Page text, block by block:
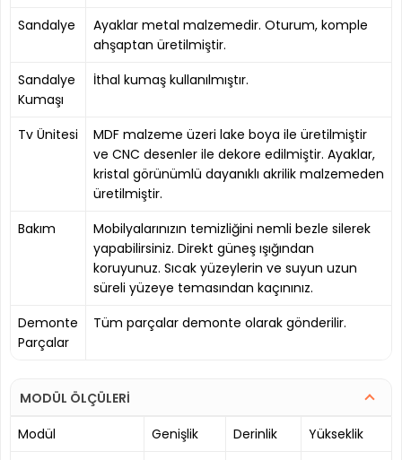
Sandalye
Ayaklar metal malzemedir. Oturum, komple
ahşaptan üretilmiştir.
Sandalye
Kumaşı
İthal kumaş kullanılmıştır.
Tv Ünitesi
MDF malzeme üzeri lake boya ile üretilmiştir
ve CNC desenler ile dekore edilmiştir. Ayaklar,
kristal görünümlü dayanıklı akrilik malzemeden
üretilmiştir.
Bakım
Mobilyalarınızın temizliğini nemli bezle silerek
yapabilirsiniz. Direkt güneş ışığından
koruyunuz. Sıcak yüzeylerin ve suyun uzun
süreli yüzeye temasından kaçınınız.
Demonte
Parçalar
Tüm parçalar demonte olarak gönderilir.
MODÜL ÖLÇÜLERİ
Modül
Genişlik Derinlik
Yükseklik